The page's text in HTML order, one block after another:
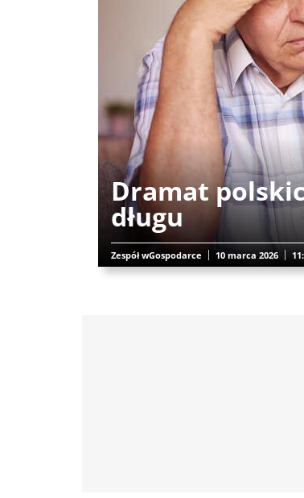
Dramat
długu
Zespół wGospodarce 10 marca 2026